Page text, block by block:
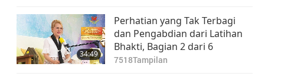
34:49
Perhatian yang Tak Terbagi
dan Pengabdian dari Latihan
Bhakti, Bagian 2 dari 6
7518Tampilan